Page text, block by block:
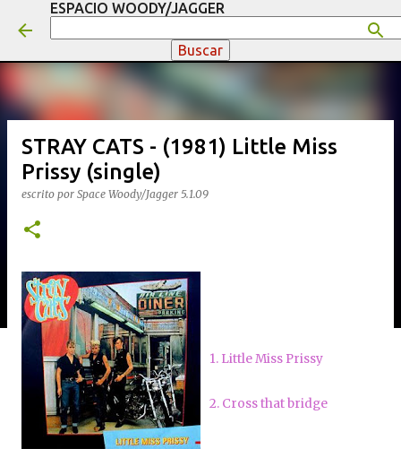
Ir al contenido principal
ESPACIO WOODY/JAGGER
STRAY CATS - (1981) Little Miss
Prissy (single)
escrito por Space Woody/Jagger 5.1.09
1. Little Miss Prissy
2. Cross that bridge